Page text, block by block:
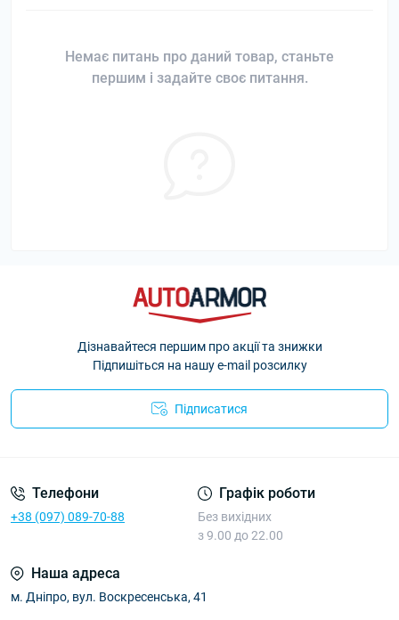
Немає питань про даний товар, станьте
першим і задайте своє питання.
Дізнавайтеся першим про акції та знижки
Підпишіться на нашу e-mail розсилку
Підписатися
Телефони
+38 (097) 089-70-88
Графік роботи
Без вихідних
з 9.00 до 22.00
Наша адреса
м. Дніпро, вул. Воскресенська, 41